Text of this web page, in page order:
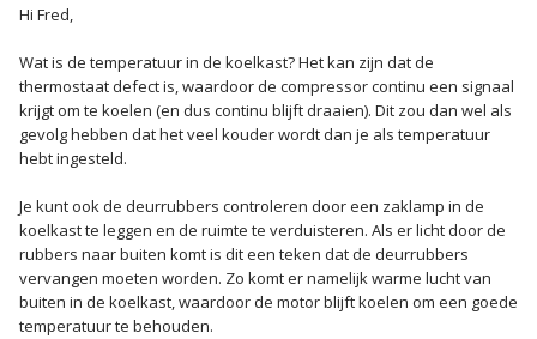
Hi Fred,
Wat is de temperatuur in de koelkast? Het kan zijn dat de
thermostaat defect is, waardoor de compressor continu een signaal
krijgt om te koelen (en dus continu blijft draaien). Dit zou dan wel als
gevolg hebben dat het veel kouder wordt dan je als temperatuur
hebt ingesteld.
Je kunt ook de deurrubbers controleren door een zaklamp in de
koelkast te leggen en de ruimte te verduisteren. Als er licht door de
rubbers naar buiten komt is dit een teken dat de deurrubbers
vervangen moeten worden. Zo komt er namelijk warme lucht van
buiten in de koelkast, waardoor de motor blijft koelen om een goede
temperatuur te behouden.